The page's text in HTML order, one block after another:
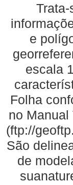
e
escala
Folha
no
(ftp://
São
de